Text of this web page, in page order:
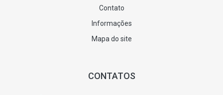
Contato
Informações
Mapa do site
CONTATOS